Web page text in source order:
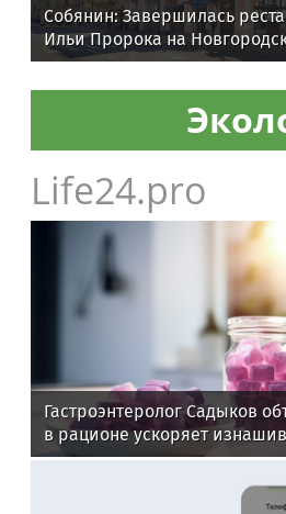
Собянин: Завершилась
Ильи Пророка на
Life24.pro
Гастроэнтеролог Садыков
в рационе ускоряет